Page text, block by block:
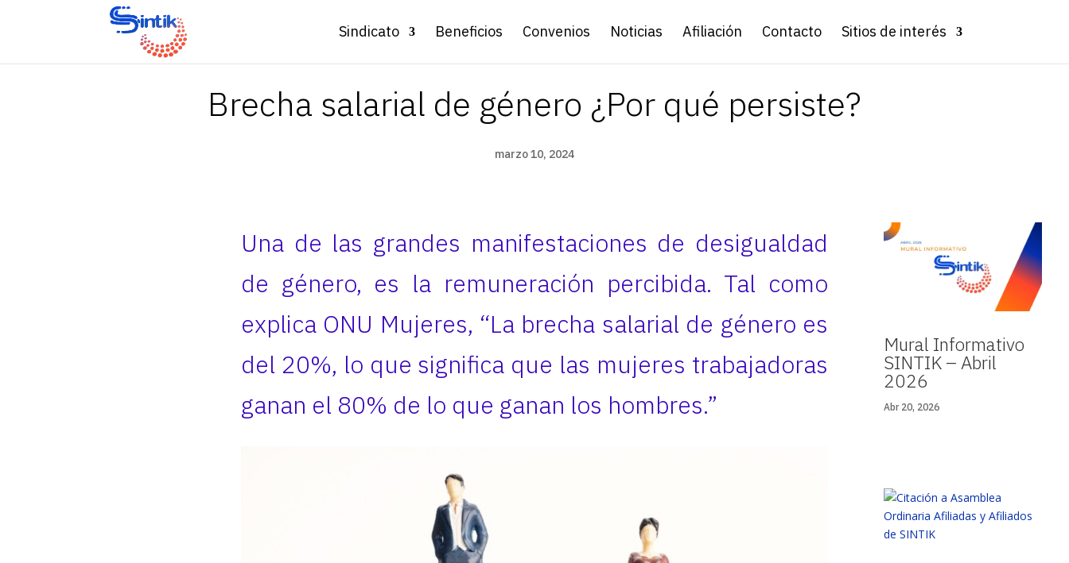
Sindicato Beneficios Convenios Noticias Afiliación Contacto Sitios de interés
Brecha salarial de género ¿Por qué persiste?
marzo 10, 2024
Una de las grandes manifestaciones de desigualdad
de género, es la remuneración percibida. Tal como
explica ONU Mujeres, “La brecha salarial de género es
del 20%, lo que significa que las mujeres trabajadoras
ganan el 80% de lo que ganan los hombres.”
Mural Informativo
SINTIK – Abril
2026
Abr 20, 2026